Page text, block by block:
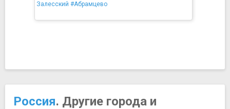
Залесский #Абрамцево
Россия. Другие города и